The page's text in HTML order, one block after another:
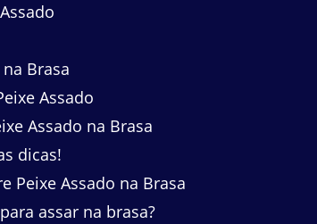
Brasa
Assado
Assado na Brasa
dicas!
Peixe Assado na Brasa
assar na brasa?